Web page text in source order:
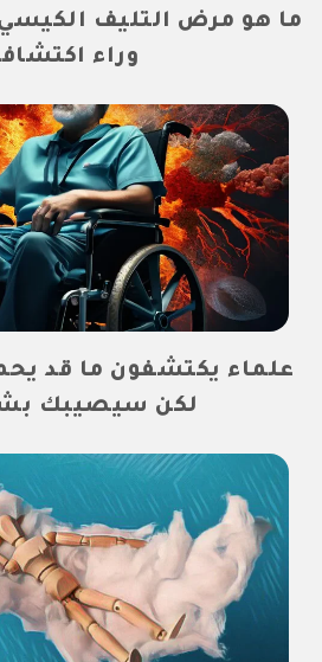
ما هو مرض التليف الكيسي
وراء
علماء يكتشفون ما قد
لكن سيصيبك